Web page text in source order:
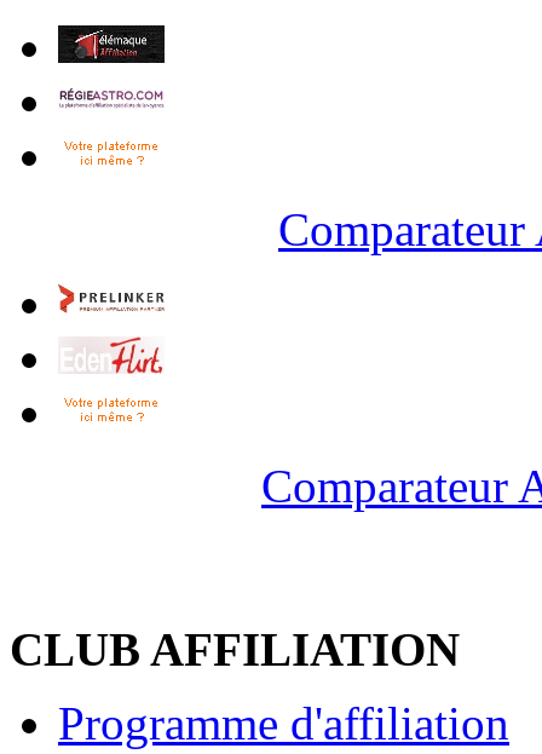
Comparateur
CLUB AFFILIATION
Programme d'affiliation